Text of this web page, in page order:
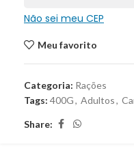
Não sei meu CEP
Meu favorito
Categoria: Rações
Tags: 400G, Adultos,
Share: